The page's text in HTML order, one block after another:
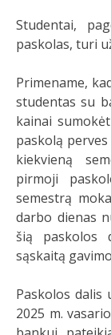
Studentai,
paskolas, turi
Primename,
studentas su
kainai
paskolą
kiekvieną
pirmoji
semestrą
darbo dienas
šią paskolos
sąskaitą
Paskolos dalis
2025 m.